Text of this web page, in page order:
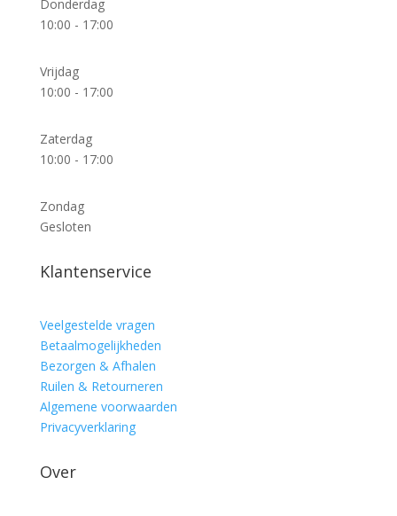
Donderdag
10:00 - 17:00
Vrijdag
10:00 - 17:00
Zaterdag
10:00 - 17:00
Zondag
Gesloten
Klantenservice
Veelgestelde vragen
Betaalmogelijkheden
Bezorgen & Afhalen
Ruilen & Retourneren
Algemene voorwaarden
Privacyverklaring
Over